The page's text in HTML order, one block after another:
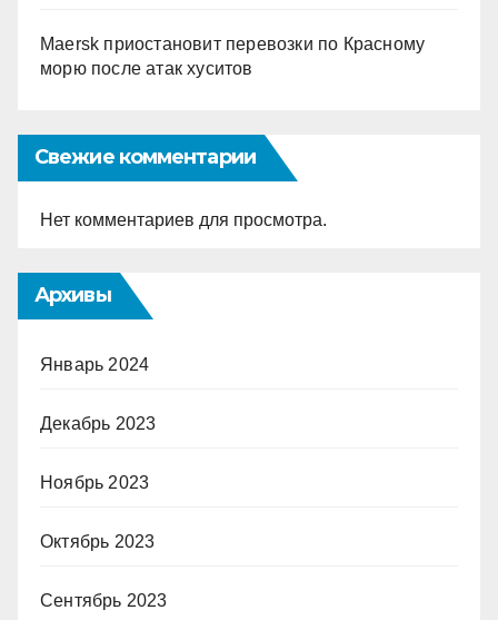
Maersk приостановит перевозки по Красному
морю после атак хуситов
Свежие комментарии
Нет комментариев для просмотра.
Архивы
Январь 2024
Декабрь 2023
Ноябрь 2023
Октябрь 2023
Сентябрь 2023